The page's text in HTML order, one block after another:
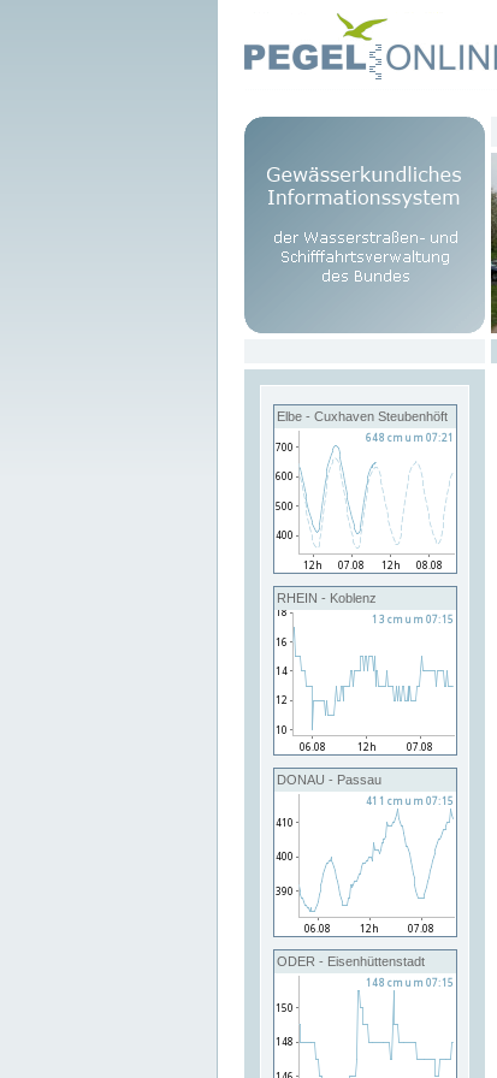
Elbe - Cuxhaven Steubenhöft
RHEIN - Koblenz
DONAU - Passau
ODER - Eisenhüttenstadt